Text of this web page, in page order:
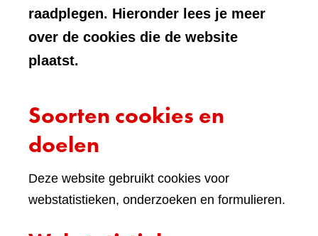
raadplegen. Hieronder lees je meer
over de cookies die de website
plaatst.
Soorten cookies en
doelen
Deze website gebruikt cookies voor
webstatistieken, onderzoeken en formulieren.